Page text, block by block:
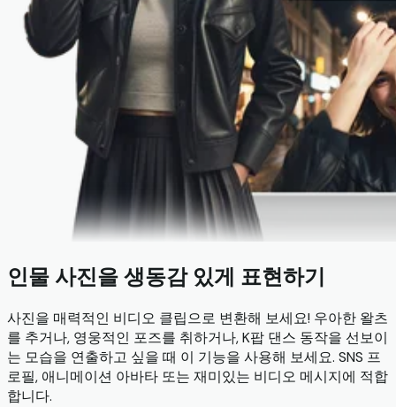
인물 사진을 생동감 있게 표현하기
사진을 매력적인 비디오 클립으로 변환해 보세요! 우아한 왈츠
를 추거나, 영웅적인 포즈를 취하거나, K팝 댄스 동작을 선보이
는 모습을 연출하고 싶을 때 이 기능을 사용해 보세요. SNS 프
로필, 애니메이션 아바타 또는 재미있는 비디오 메시지에 적합
합니다.